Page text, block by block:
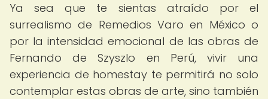
Ya sea que te sientas atraído por el
surrealismo de Remedios Varo en México o
por la intensidad emocional de las obras de
Fernando de Szyszlo en Perú, vivir una
experiencia de homestay te permitirá no solo
contemplar estas obras de arte, sino también